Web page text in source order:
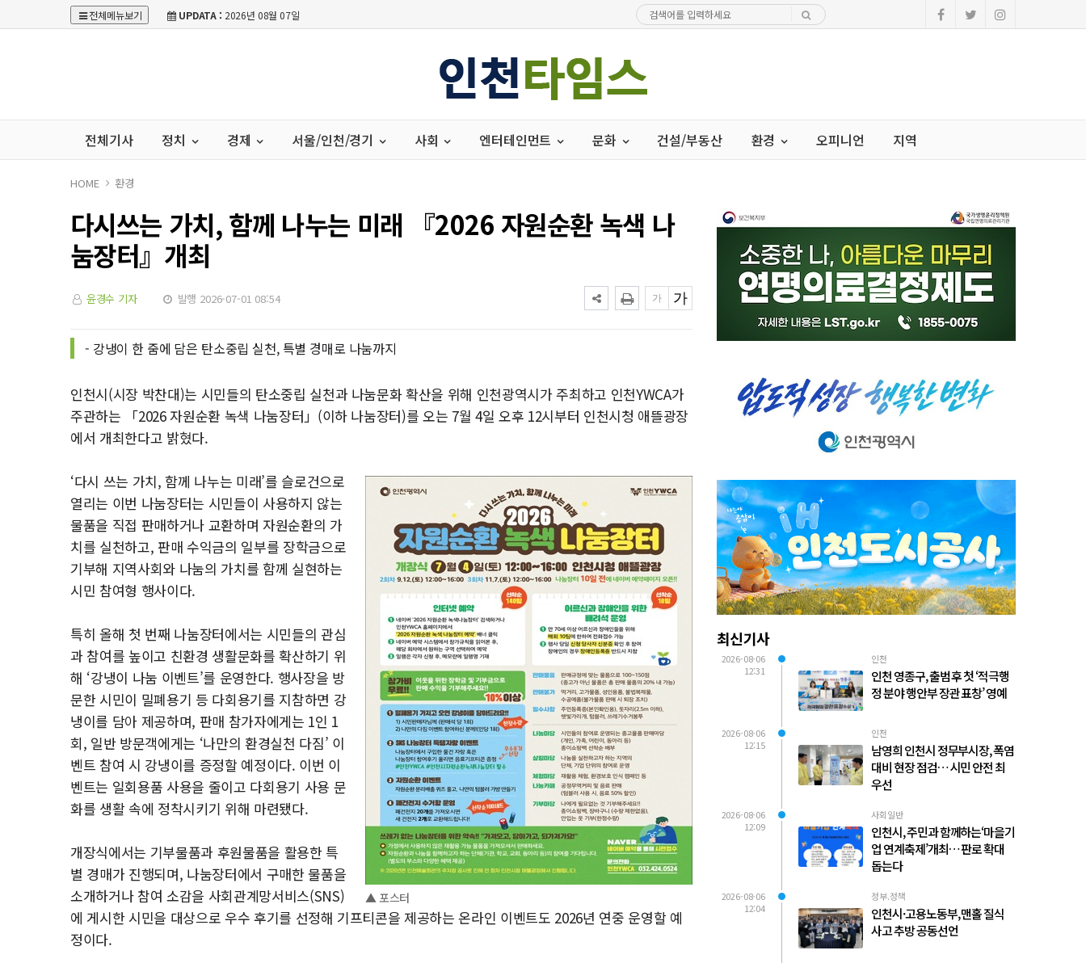
전체메뉴보기 UPDATA : 2026년 08월 07일
전체기사 정치 경제 서울/인천/경기 사회 엔터테인먼트 문화 건설/부동산 환경 오피니언 지역
HOME 환경
다시쓰는 가치, 함께 나누는 미래 『2026 자원순환 녹색 나
눔장터』개최
윤경수 기자 발행 2026-07-01 08:54
- 강냉이 한 줌에 담은 탄소중립 실천, 특별 경매로 나눔까지
인천시(시장 박찬대)는 시민들의 탄소중립 실천과 나눔문화 확산을 위해 인천광역시가 주최하고 인천YWCA가
주관하는 「2026 자원순환 녹색 나눔장터」(이하 나눔장터)를 오는 7월 4일 오후 12시부터 인천시청 애뜰광장
에서 개최한다고 밝혔다.
▲ 포스터
‘다시 쓰는 가치, 함께 나누는 미래’를 슬로건으로
열리는 이번 나눔장터는 시민들이 사용하지 않는
물품을 직접 판매하거나 교환하며 자원순환의 가
치를 실천하고, 판매 수익금의 일부를 장학금으로
기부해 지역사회와 나눔의 가치를 함께 실현하는
시민 참여형 행사이다.
특히 올해 첫 번째 나눔장터에서는 시민들의 관심
과 참여를 높이고 친환경 생활문화를 확산하기 위
해 ‘강냉이 나눔 이벤트’를 운영한다. 행사장을 방
문한 시민이 밀폐용기 등 다회용기를 지참하면 강
냉이를 담아 제공하며, 판매 참가자에게는 1인 1
회, 일반 방문객에게는 ‘나만의 환경실천 다짐’ 이
벤트 참여 시 강냉이를 증정할 예정이다. 이번 이
벤트는 일회용품 사용을 줄이고 다회용기 사용 문
화를 생활 속에 정착시키기 위해 마련됐다.
개장식에서는 기부물품과 후원물품을 활용한 특
별 경매가 진행되며, 나눔장터에서 구매한 물품을
소개하거나 참여 소감을 사회관계망서비스(SNS)
에 게시한 시민을 대상으로 우수 후기를 선정해 기프티콘을 제공하는 온라인 이벤트도 2026년 연중 운영할 예
정이다.
최신기사
2026-08-06
12:31
인천
인천 영종구, 출범 후 첫 ‘적극행
정 분야 행안부 장관 표창’ 영예
2026-08-06
12:15
인천
남영희 인천시 정무부시장, 폭염
대비 현장 점검… 시민 안전 최
우선
2026-08-06
12:09
사회일반
인천시, 주민과 함께하는‘마을기
업 연계축제’개최… 판로 확대
돕는다
2026-08-06
12:04
정부.정책
인천시·고용노동부, 맨홀 질식
사고 추방 공동선언